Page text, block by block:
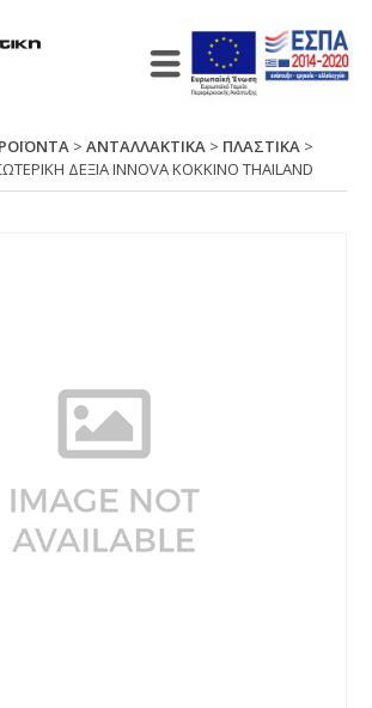
>ΑΝΤΑΛΛΑΚΤΙΚΑ > ΠΛΑΣΤΙΚΑ >
ΔΕΞΙΑ ΙΝΝΟVΑ ΚΟΚΚΙΝΟ ΤΗΑΙLΑΝD